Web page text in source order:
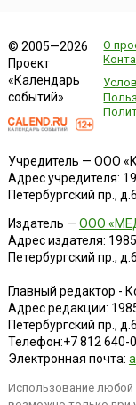
© 2005—2026
Проект
«Календарь
событий»
О
Учредитель — ООО
Адрес учредителя:
Петербургский пр.,
Издатель — ООО
Адрес издателя:
Петербургский пр.,
Главный редактор -
Адрес редакции:
Петербургский пр.,
Телефон:+7 812 640-
Электронная почта:
Использование любой